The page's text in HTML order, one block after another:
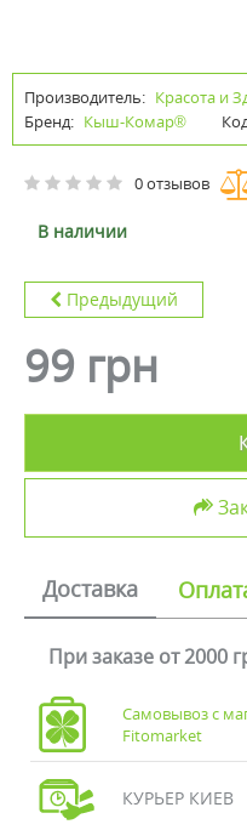
Производитель: Красота и
Бренд: Кыш-Комар®
0 отзывов
В наличии
Предыдущий
99 грн
Доставка
При заказе от 2000
Самовывоз с
Fitomarket
КУРЬЕР КИЕВ